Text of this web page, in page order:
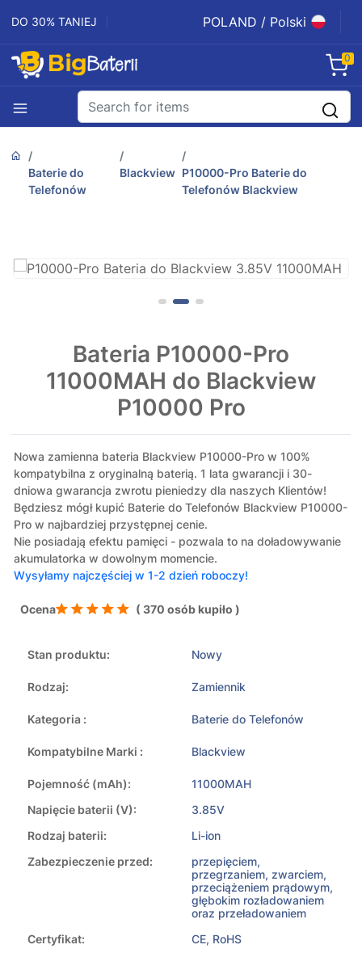
DO 30% TANIEJ POLAND / Polski
0
Baterie do
Telefonów
Blackview P10000-Pro Baterie do
Telefonów Blackview
Bateria P10000-Pro
11000MAH do Blackview
P10000 Pro
Nowa zamienna bateria Blackview P10000-Pro w 100%
kompatybilna z oryginalną baterią. 1 lata gwarancji i 30-
dniowa gwarancja zwrotu pieniedzy dla naszych Klientów!
Będziesz mógł kupić Baterie do Telefonów Blackview P10000-
Pro w najbardziej przystępnej cenie.
Nie posiadają efektu pamięci - pozwala to na doładowywanie
akumulatorka w dowolnym momencie.
Wysyłamy najczęściej w 1-2 dzień roboczy!
Ocena ( 370 osób kupiło )
Stan produktu: Nowy
Rodzaj: Zamiennik
Kategoria : Baterie do Telefonów
Kompatybilne Marki : Blackview
Pojemność (mAh):
11000MAH
Napięcie baterii (V):
3.85V
Rodzaj baterii:
Li-ion
Zabezpieczenie przed:
przepięciem,
przegrzaniem, zwarciem,
przeciążeniem prądowym,
głębokim rozładowaniem
oraz przeładowaniem
Certyfikat:
CE, RoHS